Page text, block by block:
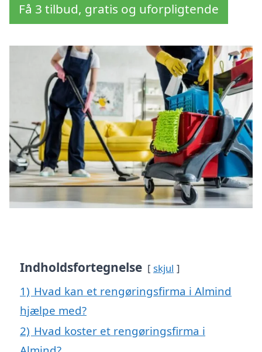
Få 3 tilbud, gratis og uforpligtende
Indholdsfortegnelse skjul
1) Hvad kan et rengøringsfirma i Almind
hjælpe med?
2) Hvad koster et rengøringsfirma i